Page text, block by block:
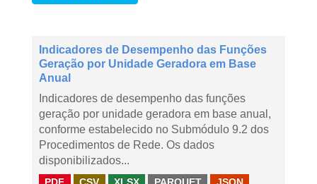
Indicadores de Desempenho das Funções
Geração por Unidade Geradora em Base
Anual
Indicadores de desempenho das funções
geração por unidade geradora em base anual,
conforme estabelecido no Submódulo 9.2 dos
Procedimentos de Rede. Os dados
disponibilizados...